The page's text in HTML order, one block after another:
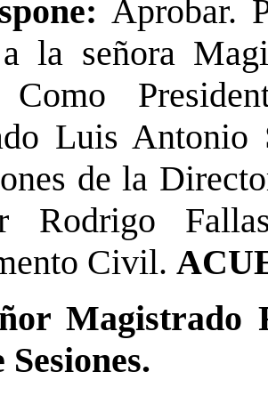
Aprobar.
la señora
Como
Luis Antonio
de la
Rodrigo
Civil.
Magistrado
Sesiones.